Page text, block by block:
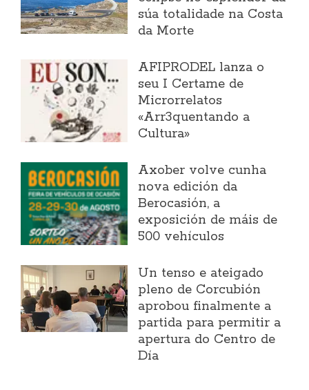
súa totalidade na Costa
da Morte
AFIPRODEL lanza o
seu I Certame de
Microrrelatos
«Arr3quentando a
Cultura»
Axober volve cunha
nova edición da
Berocasión, a
exposición de máis de
500 vehículos
Un tenso e ateigado
pleno de Corcubión
aprobou finalmente a
partida para permitir a
apertura do Centro de
Día